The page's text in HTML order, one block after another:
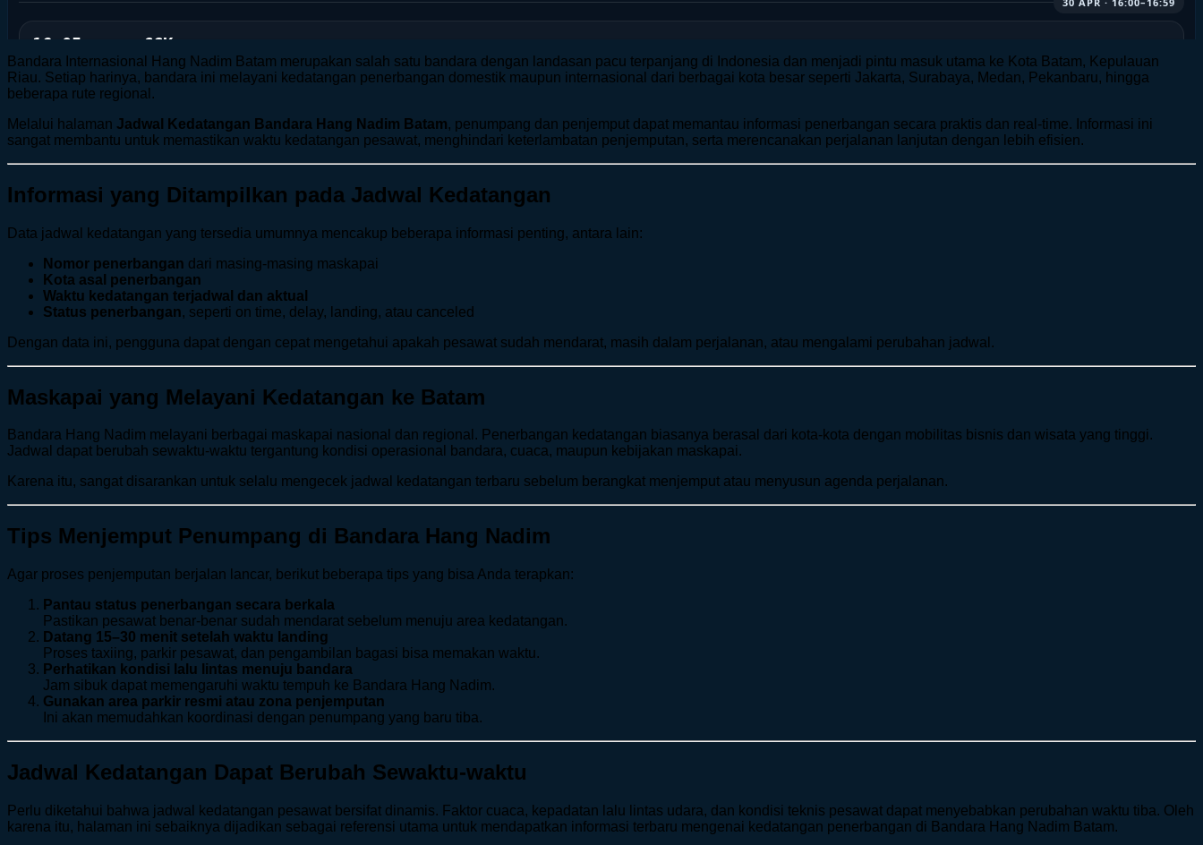
Bandara Internasional Hang Nadim Batam merupakan salah satu bandara dengan landasan pacu terpanjang di Indonesia dan menjadi pintu masuk utama ke Kota Batam, Kepulauan
Riau. Setiap harinya, bandara ini melayani kedatangan penerbangan domestik maupun internasional dari berbagai kota besar seperti Jakarta, Surabaya, Medan, Pekanbaru, hingga
beberapa rute regional.
Melalui halaman Jadwal Kedatangan Bandara Hang Nadim Batam, penumpang dan penjemput dapat memantau informasi penerbangan secara praktis dan real-time. Informasi ini
sangat membantu untuk memastikan waktu kedatangan pesawat, menghindari keterlambatan penjemputan, serta merencanakan perjalanan lanjutan dengan lebih efisien.
Informasi yang Ditampilkan pada Jadwal Kedatangan
Data jadwal kedatangan yang tersedia umumnya mencakup beberapa informasi penting, antara lain:
Nomor penerbangan dari masing-masing maskapai
Kota asal penerbangan
Waktu kedatangan terjadwal dan aktual
Status penerbangan, seperti on time, delay, landing, atau canceled
Dengan data ini, pengguna dapat dengan cepat mengetahui apakah pesawat sudah mendarat, masih dalam perjalanan, atau mengalami perubahan jadwal.
Maskapai yang Melayani Kedatangan ke Batam
Bandara Hang Nadim melayani berbagai maskapai nasional dan regional. Penerbangan kedatangan biasanya berasal dari kota-kota dengan mobilitas bisnis dan wisata yang tinggi.
Jadwal dapat berubah sewaktu-waktu tergantung kondisi operasional bandara, cuaca, maupun kebijakan maskapai.
Karena itu, sangat disarankan untuk selalu mengecek jadwal kedatangan terbaru sebelum berangkat menjemput atau menyusun agenda perjalanan.
Tips Menjemput Penumpang di Bandara Hang Nadim
Agar proses penjemputan berjalan lancar, berikut beberapa tips yang bisa Anda terapkan:
Pantau status penerbangan secara berkala
Pastikan pesawat benar-benar sudah mendarat sebelum menuju area kedatangan.
Datang 15–30 menit setelah waktu landing
Proses taxiing, parkir pesawat, dan pengambilan bagasi bisa memakan waktu.
Perhatikan kondisi lalu lintas menuju bandara
Jam sibuk dapat memengaruhi waktu tempuh ke Bandara Hang Nadim.
Gunakan area parkir resmi atau zona penjemputan
Ini akan memudahkan koordinasi dengan penumpang yang baru tiba.
Jadwal Kedatangan Dapat Berubah Sewaktu-waktu
Perlu diketahui bahwa jadwal kedatangan pesawat bersifat dinamis. Faktor cuaca, kepadatan lalu lintas udara, dan kondisi teknis pesawat dapat menyebabkan perubahan waktu tiba. Oleh
karena itu, halaman ini sebaiknya dijadikan sebagai referensi utama untuk mendapatkan informasi terbaru mengenai kedatangan penerbangan di Bandara Hang Nadim Batam.